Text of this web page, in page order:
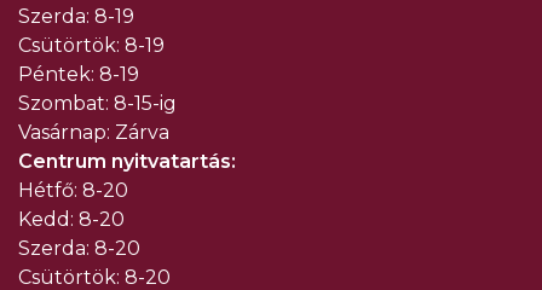
Szerda: 8-19
Csütörtök: 8-19
Péntek: 8-19
Szombat: 8-15-ig
Vasárnap: Zárva
Centrum nyitvatartás:
Hétfő: 8-20
Kedd: 8-20
Szerda: 8-20
Csütörtök: 8-20